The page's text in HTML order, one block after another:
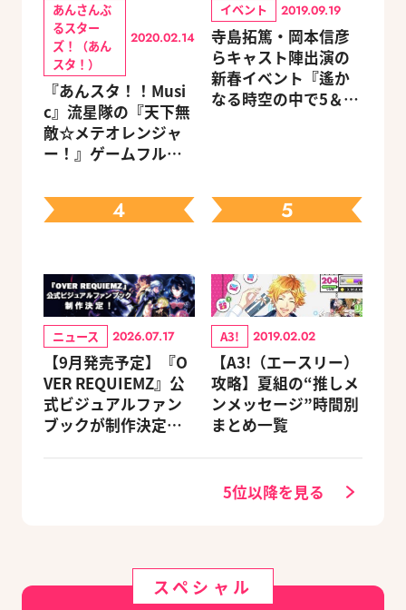
あんさんぶ
るスター
ズ！（あん
スタ！）
2020.02.14
『あんスタ！！Musi
c』流星隊の『天下無
敵☆メテオレンジャ
ー！』ゲームフルサ
イベント 2019.09.19
寺島拓篤・岡本信彦
らキャスト陣出演の
新春イベント『遙か
なる時空の中で5＆6
4
ニュース 2026.07.17
【9月発売予定】『O
VER REQUIEMZ』公
式ビジュアルファン
ブックが制作決定！
5
A3! 2019.02.02
【A3!（エースリー）
攻略】夏組の“推しメ
ンメッセージ”時間別
まとめ一覧
5位以降を見る
スペシャル